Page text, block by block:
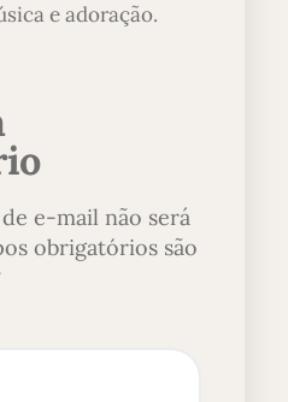
e adoração.
e-mail não será
obrigatórios são